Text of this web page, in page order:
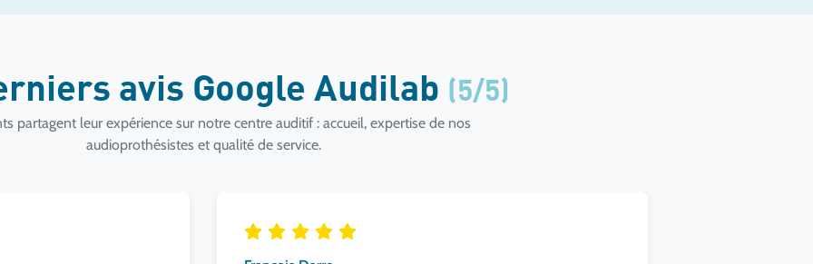
avis Google Audilab (5/5)
partagent leur expérience sur notre centre auditif : accueil, expertise de nos
audioprothésistes et qualité de service.